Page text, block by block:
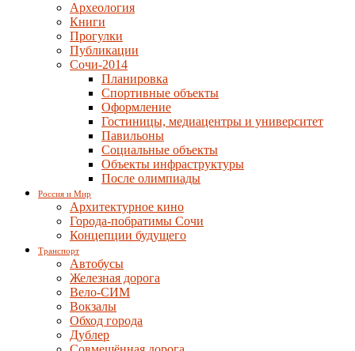
Археология
Книги
Прогулки
Публикации
Сочи-2014
Планировка
Спортивные объекты
Оформление
Гостиницы, медиацентры и университет
Павильоны
Социальные объекты
Объекты инфраструктуры
После олимпиады
Россия и Мир
Архитектурное кино
Города-побратимы Сочи
Концепции будущего
Транспорт
Автобусы
Железная дорога
Вело-СИМ
Вокзалы
Обход города
Дублер